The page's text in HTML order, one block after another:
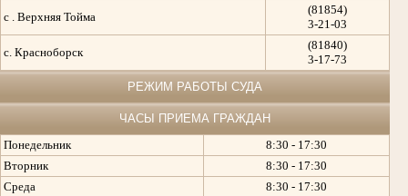
с . Верхняя Тойма
(81854)
3-21-03
с. Красноборск
(81840)
3-17-73
РЕЖИМ РАБОТЫ СУДА
ЧАСЫ ПРИЕМА ГРАЖДАН
Понедельник
8:30 - 17:30
Вторник
8:30 - 17:30
Среда
8:30 - 17:30